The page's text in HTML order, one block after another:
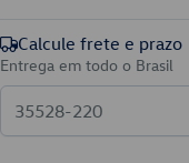
Calcule frete e prazo
Entrega em todo o Brasil